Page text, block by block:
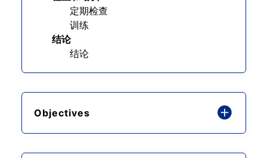
定期检查
训练
结论
结论
Objectives